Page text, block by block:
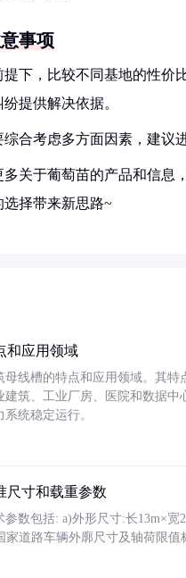
事项
下，比较不同基地的性价
提供解决依据。
合考虑多方面因素，建议
关于葡萄苗的产品和信息
择带来新思路~
和应用领域
母线槽的特点和应用领域。其
建筑、工业厂房、医院和数据
统稳定运行。
尺寸和载重参数
参数包括: a)外形尺寸:长13m×
家道路车辆外廓尺寸及轴荷限值